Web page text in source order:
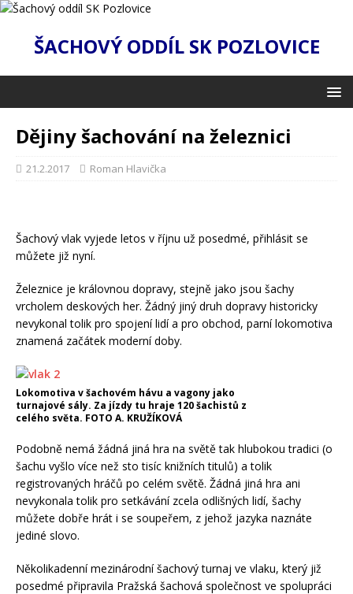
ŠACHOVÝ ODDÍL SK POZLOVICE
Dějiny šachování na železnici
21.2.2017 Roman Hlavička
Šachový vlak vyjede letos v říjnu už posedmé, přihlásit se
můžete již nyní.
Železnice je královnou dopravy, stejně jako jsou šachy
vrcholem deskových her. Žádný jiný druh dopravy historicky
nevykonal tolik pro spojení lidí a pro obchod, parní lokomotiva
znamená začátek moderní doby.
Lokomotiva v šachovém hávu a vagony jako
turnajové sály. Za jízdy tu hraje 120 šachistů z
celého světa. FOTO A. KRUŽÍKOVÁ
Podobně nemá žádná jiná hra na světě tak hlubokou tradici (o
šachu vyšlo více než sto tisíc knižních titulů) a tolik
registrovaných hráčů po celém světě. Žádná jiná hra ani
nevykonala tolik pro setkávání zcela odlišných lidí, šachy
můžete dobře hrát i se soupeřem, z jehož jazyka naznáte
jediné slovo.
Několikadenní mezinárodní šachový turnaj ve vlaku, který již
posedmé připravila Pražská šachová společnost ve spolupráci